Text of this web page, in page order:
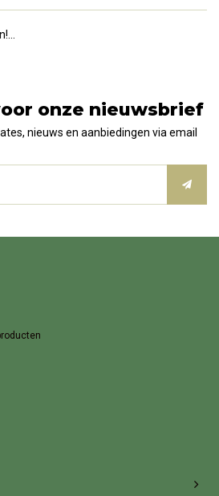
onze nieuwsbrief
nieuws en aanbiedingen via email